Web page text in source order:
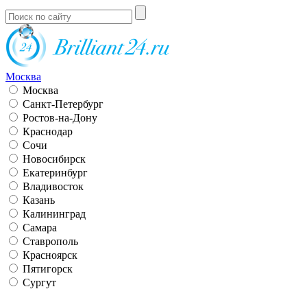
Москва
Москва
Санкт-Петербург
Ростов-на-Дону
Краснодар
Сочи
Новосибирск
Екатеринбург
Владивосток
Казань
Калининград
Самара
Ставрополь
Красноярск
Пятигорск
Сургут